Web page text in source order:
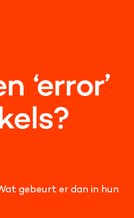
‘error’
gebeurt er dan in hun